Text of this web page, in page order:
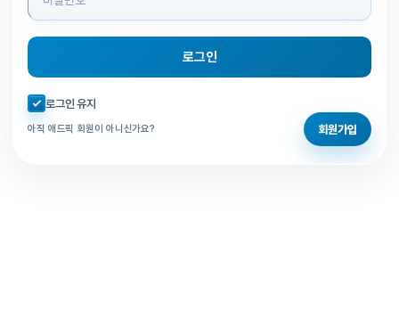
로그인
자동로그인 체크
로그인 유지
아직 애드픽 회원이 아니신가요? 회원가입